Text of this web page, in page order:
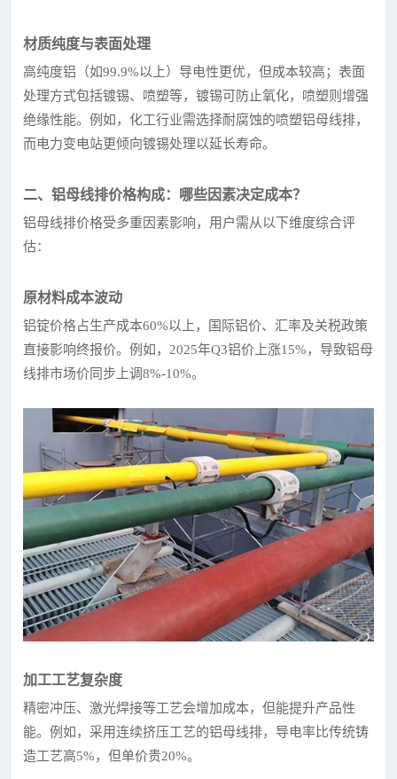
材质纯度与表面处理
高纯度铝（如99.9%以上）导电性更优，但成本较高；表面
处理方式包括镀锡、喷塑等，镀锡可防止氧化，喷塑则增强
绝缘性能。例如，化工行业需选择耐腐蚀的喷塑铝母线排，
而电力变电站更倾向镀锡处理以延长寿命。
二、铝母线排价格构成：哪些因素决定成本？
铝母线排价格受多重因素影响，用户需从以下维度综合评
估：
原材料成本波动
铝锭价格占生产成本60%以上，国际铝价、汇率及关税政策
直接影响终报价。例如，2025年Q3铝价上涨15%，导致铝母
线排市场价同步上调8%-10%。
加工工艺复杂度
精密冲压、激光焊接等工艺会增加成本，但能提升产品性
能。例如，采用连续挤压工艺的铝母线排，导电率比传统铸
造工艺高5%，但单价贵20%。